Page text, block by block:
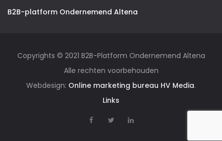
B2B-platform Ondernemend Altena
Copyrights © 2021 B2B-Platform Ondernemend Altena
Alle rechten voorbehouden
Webdesign: Online marketing bureau HV Media.
Links